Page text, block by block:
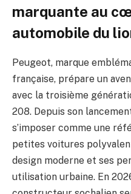
marquante au
automobile du
Peugeot, marque
française, prépare un
avec la troisième
208. Depuis son
s’imposer comme une
petites voitures
design moderne et ses
utilisation urbaine. En